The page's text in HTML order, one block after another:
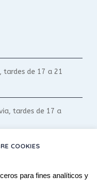
tardes de 17 a 21
tardes de 17 a
de 17 a 20.30
COOKIES
para fines analíticos y